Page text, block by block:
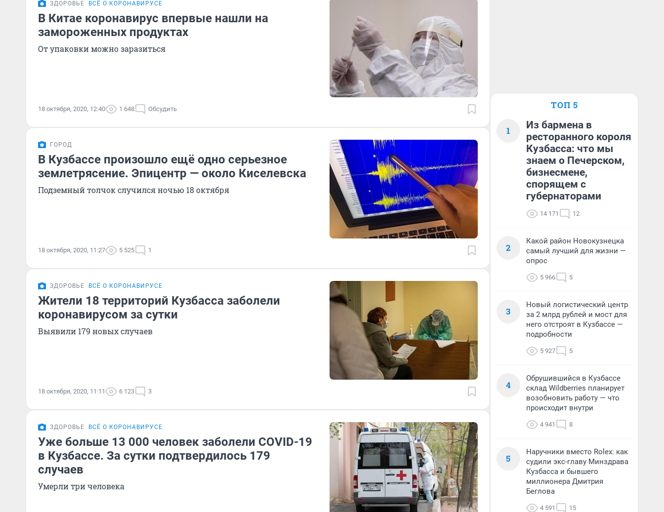
ЗДОРОВЬЕ ВСЁ О КОРОНАВИРУСЕ
В Китае коронавирус впервые нашли на
замороженных продуктах
От упаковки можно заразиться
18 октября, 2020, 12:40 1 648 Обсудить
ГОРОД
В Кузбассе произошло ещё одно серьезное
землетрясение. Эпицентр — около Киселевска
Подземный толчок случился ночью 18 октября
18 октября, 2020, 11:27 5 525 1
ЗДОРОВЬЕ ВСЁ О КОРОНАВИРУСЕ
Жители 18 территорий Кузбасса заболели
коронавирусом за сутки
Выявили 179 новых случаев
18 октября, 2020, 11:11 6 123 3
ЗДОРОВЬЕ ВСЁ О КОРОНАВИРУСЕ
Уже больше 13 000 человек заболели COVID-19
в Кузбассе. За сутки подтвердилось 179
случаев
Умерли три человека
ТОП 5
1
Из бармена в
ресторанного короля
Кузбасса: что мы
знаем о Печерском,
бизнесмене,
спорящем с
губернаторами
14 171 12
2
Какой район Новокузнецка
самый лучший для жизни —
опрос
5 966 5
3
Новый логистический центр
за 2 млрд рублей и мост для
него отстроят в Кузбассе —
подробности
5 927 5
4
Обрушившийся в Кузбассе
склад Wildberries планирует
возобновить работу — что
происходит внутри
4 941 8
5
Наручники вместо Rolex: как
судили экс-главу Минздрава
Кузбасса и бывшего
миллионера Дмитрия
Беглова
4 591 15